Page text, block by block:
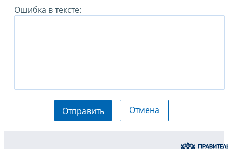
Ошибка в тексте:
Отправить Отмена